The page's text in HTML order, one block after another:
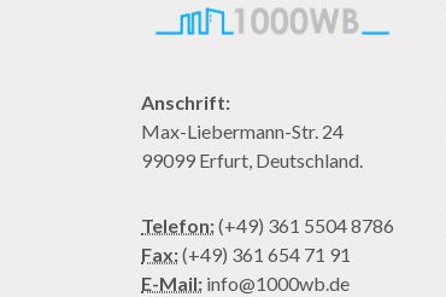
Anschrift:
Max-Liebermann-Str. 24
99099 Erfurt, Deutschland.
Telefon:(+49) 361 5504 8786
Fax:(+49) 361 654 71 91
E-Mail: info@1000wb.de